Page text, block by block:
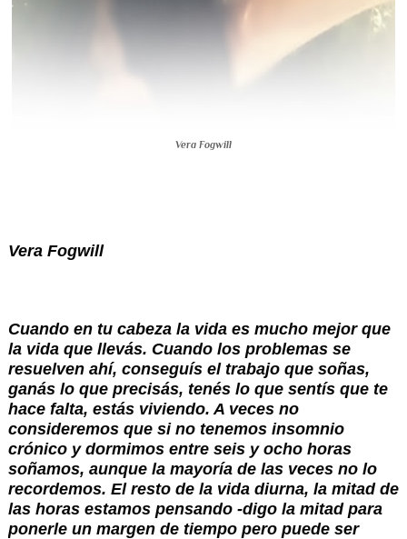
Vera Fogwill
Vera Fogwill
Cuando en tu cabeza la vida es mucho mejor que
la vida que llevás. Cuando los problemas se
resuelven ahí, conseguís el trabajo que soñas,
ganás lo que precisás, tenés lo que sentís que te
hace falta, estás viviendo. A veces no
consideremos que si no tenemos insomnio
crónico y dormimos entre seis y ocho horas
soñamos, aunque la mayoría de las veces no lo
recordemos. El resto de la vida diurna, la mitad de
las horas estamos pensando -digo la mitad para
ponerle un margen de tiempo pero puede ser